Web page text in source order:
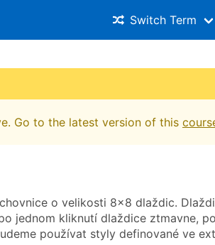
Switch Term
Go to the latest version of this
o velikosti 8×8 dlaždic.
jednom kliknutí dlaždice ztmavne,
používat styly definované ve